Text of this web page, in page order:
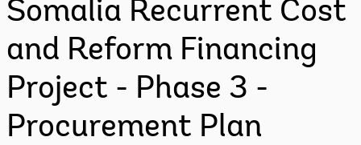
Somalia Recurrent Cost
and Reform Financing
Project - Phase 3 -
Procurement Plan